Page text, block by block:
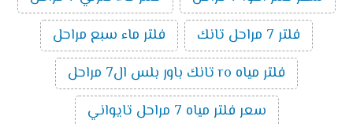
فلتر 7 مراحل تانك
فلتر ماء سبع مراحل
فلتر مياه ro تانك باور بلس ال7 مراحل
سعر فلتر مياه 7 مراحل تايواني